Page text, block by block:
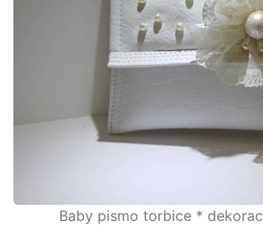
Baby pismo torbice *